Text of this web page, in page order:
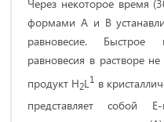
Через некоторое время
формами А и В
равновесие. Быстрое
равновесия в растворе
продукт H2L1 в
представляет собой E-